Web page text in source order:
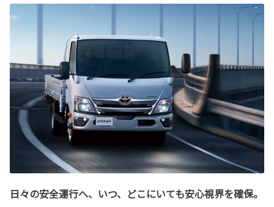
日々の安全運行へ、いつ、どこにいても安心視界を確保。